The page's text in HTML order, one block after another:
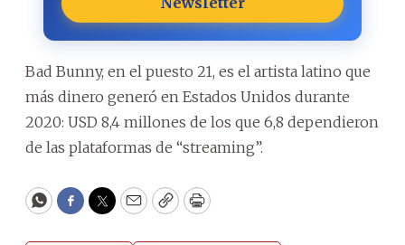
Bad Bunny, en el puesto 21, es el artista latino que
más dinero generó en Estados Unidos durante
2020: USD 8,4 millones de los que 6,8 dependieron
de las plataformas de “streaming”.
WhatsApp
Facebook
Twitter
EmailCopyPrint